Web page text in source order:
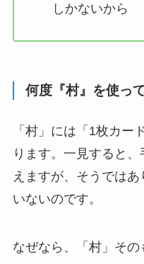
しかないから
何度『村』を使っ
「村」には「1枚カー
ります。一見すると
えますが、そうでは
いないのです。
なぜなら、「村」そ